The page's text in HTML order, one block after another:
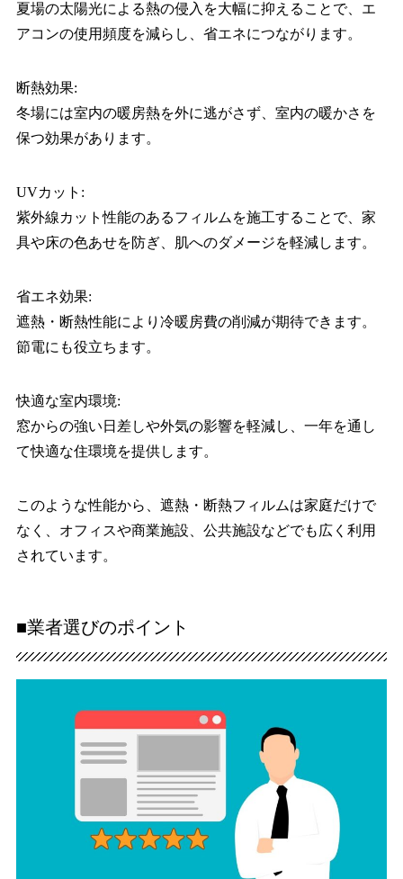
夏場の太陽光による熱の侵入を大幅に抑えることで、エ
アコンの使用頻度を減らし、省エネにつながります。
断熱効果:
冬場には室内の暖房熱を外に逃がさず、室内の暖かさを
保つ効果があります。
UVカット:
紫外線カット性能のあるフィルムを施工することで、家
具や床の色あせを防ぎ、肌へのダメージを軽減します。
省エネ効果:
遮熱・断熱性能により冷暖房費の削減が期待できます。
節電にも役立ちます。
快適な室内環境:
窓からの強い日差しや外気の影響を軽減し、一年を通し
て快適な住環境を提供します。
このような性能から、遮熱・断熱フィルムは家庭だけで
なく、オフィスや商業施設、公共施設などでも広く利用
されています。
■業者選びのポイント